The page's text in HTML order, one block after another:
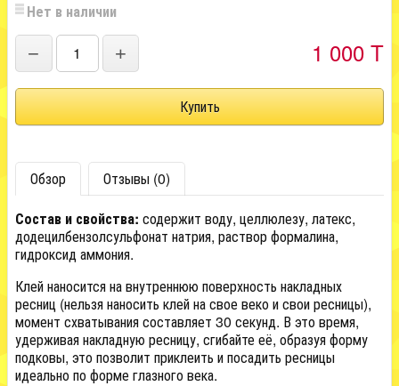
Нет в наличии
− + 1 000 T
Обзор
Отзывы (0)
Состав и свойства: содержит воду, целлюлезу, латекс,
додецилбензолсульфонат натрия, раствор формалина,
гидроксид аммония.
Клей наносится на внутреннюю поверхность накладных
ресниц (нельзя наносить клей на свое веко и свои ресницы),
момент схватывания составляет 30 секунд. В это время,
удерживая накладную ресницу, сгибайте её, образуя форму
подковы, это позволит приклеить и посадить ресницы
идеально по форме глазного века.